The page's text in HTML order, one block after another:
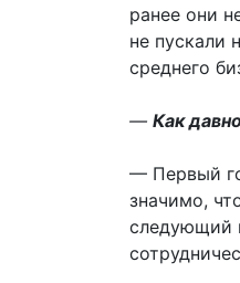
ранее они
не пускали
среднего
— Как
— Первый
значимо,
следующий